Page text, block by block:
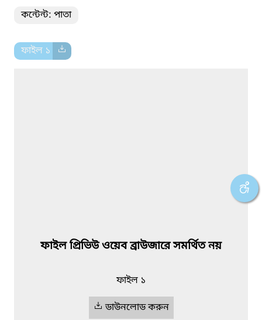
কন্টেন্ট: পাতা
ফাইল ১
ফাইল প্রিভিউ ওয়েব ব্রাউজারে সমর্থিত নয়
ফাইল ১
ডাউনলোড করুন